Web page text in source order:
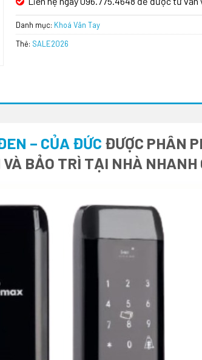
Danh mục: Khoá Vân Tay
Thẻ: SALE2026
– CỦA ĐỨC ĐƯỢC PHÂN
BẢO TRÌ TẠI NHÀ NHANH